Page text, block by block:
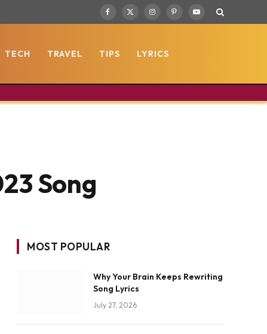
Facebook
X
InstagramPinterestYouTube
TECH TRAVEL TIPS LYRICS
Song
MOST POPULAR
Why Your Brain Keeps Rewriting
Song Lyrics
July 27, 2026